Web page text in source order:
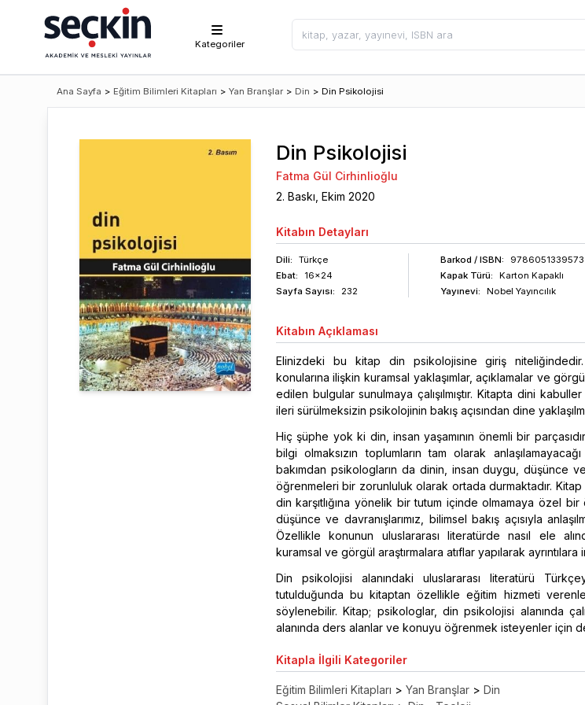
Kategoriler
Ana Sayfa > Eğitim Bilimleri Kitapları > Yan Branşlar > Din > Din Psikolojisi
Din Psikolojisi
Fatma Gül Cirhinlioğlu
2. Baskı, Ekim 2020
Kitabın Detayları
Dili:
Türkçe
Ebat:
16x24
Sayfa Sayısı: 232
Barkod / ISBN:
9786051339573
Kapak Türü:
Karton Kapaklı
Yayınevi:
Nobel Yayıncılık
Kitabın Açıklaması
Elinizdeki bu kitap din psikolojisine giriş
konularına ilişkin kuramsal yaklaşımlar, açıklamalar ve
edilen bulgular sunulmaya çalışılmıştır. Kitapta dini
ileri sürülmeksizin psikolojinin bakış açısından dine
Hiç şüphe yok ki din, insan yaşamının önemli bir
bilgi olmaksızın toplumların tam olarak
bakımdan psikologların da dinin, insan duygu, düşünce ve
öğrenmeleri bir zorunluluk olarak ortada durmaktadır.
din karşıtlığına yönelik bir tutum içinde olmamaya özel bir
düşünce ve davranışlarımız, bilimsel bakış açısıyla
Özellikle konunun uluslararası literatürde nasıl ele
kuramsal ve görgül araştırmalara atıflar yapılarak ayrıntılara
Din psikolojisi alanındaki uluslararası literatürü
tutulduğunda bu kitaptan özellikle eğitim hizmeti
söylenebilir. Kitap; psikologlar, din psikolojisi alanında
alanında ders alanlar ve konuyu öğrenmek isteyenler için
Kitapla İlgili Kategoriler
Eğitim Bilimleri Kitapları > Yan Branşlar > Din